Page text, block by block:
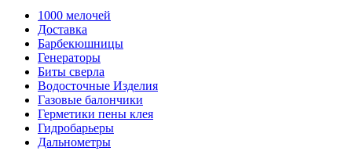
1000 мелочей
Доставка
Барбекюшницы
Генераторы
Биты сверла
Водосточные Изделия
Газовые балончики
Герметики пены клея
Гидробарьеры
Дальнометры